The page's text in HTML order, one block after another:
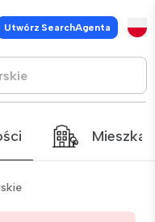
Utwórz SearchAgenta